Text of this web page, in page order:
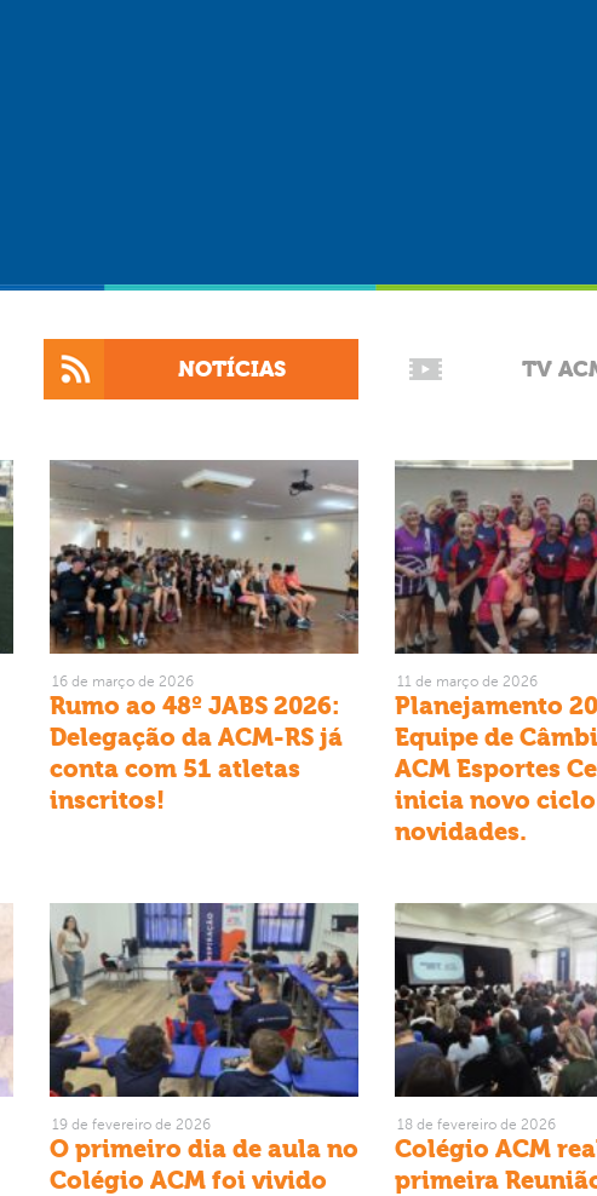
NOTÍCIAS TV
16 de março de 2026
Rumo ao 48º JABS 2026:
Delegação da ACM-RS já
conta com 51 atletas
inscritos!
11 de março de 2026
Planejamento
Equipe de
ACM Esportes
inicia novo
novidades.
19 de fevereiro de 2026
O primeiro dia de aula no
Colégio ACM foi vivido
18 de fevereiro de 2026
Colégio ACM
primeira